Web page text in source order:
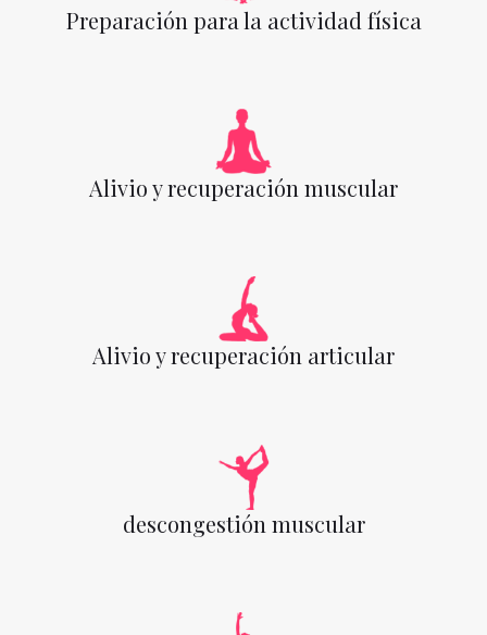
Preparación para la actividad física
Alivio y recuperación muscular
Alivio y recuperación articular
descongestión muscular